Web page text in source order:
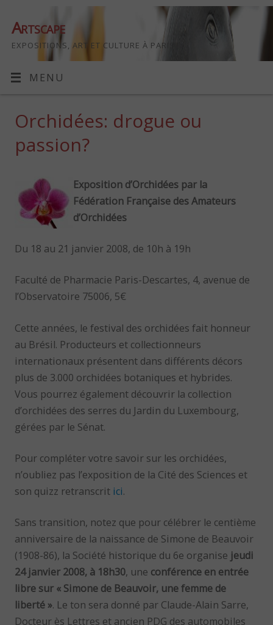
Artscape
EXPOSITIONS, ART ET CULTURE À PARIS
MENU
Orchidées: drogue ou
passion?
Exposition d’Orchidées par la
Fédération Française des Amateurs
d’Orchidées
Du 18 au 21 janvier 2008, de 10h à 19h
Faculté de Pharmacie Paris-Descartes, 4, avenue de
l’Observatoire 75006, 5€
Cette années, le festival des orchidées fait honneur
au Brésil. Producteurs et collectionneurs
internationaux présentent dans différents décors
plus de 3.000 orchidées botaniques et hybrides.
Vous pourrez également découvrir la collection
d’orchidées des serres du Jardin du Luxembourg,
gérées par le Sénat.
Pour compléter votre savoir sur les orchidées,
n’oubliez pas l’exposition de la Cité des Sciences et
son quizz retranscrit ici.
Sans transition, notez que pour célébrer le centième
anniversaire de la naissance de Simone de Beauvoir
(1908-86), la Société historique du 6e organise jeudi
24 janvier 2008, à 18h30, une conférence en entrée
libre sur « Simone de Beauvoir, une femme de
liberté ». Le ton sera donné par Claude-Alain Sarre,
Docteur ès Lettres et ancien PDG des automobiles